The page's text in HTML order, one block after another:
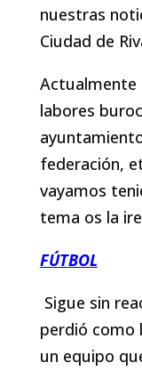
nuestras
Ciudad de
Actualmente
labores
federación,
vayamos
tema os la
FÚTBOL
Sigue sin
perdió como
un equipo